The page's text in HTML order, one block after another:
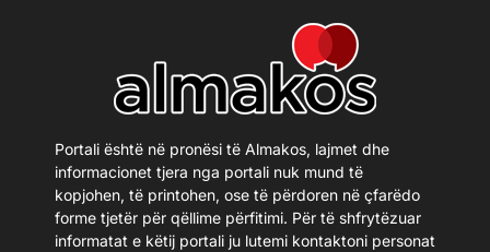
Portali është në pronësi të Almakos, lajmet dhe
informacionet tjera nga portali nuk mund të
kopjohen, të printohen, ose të përdoren në çfarëdo
forme tjetër për qëllime përfitimi. Për të shfrytëzuar
informatat e këtij portali ju lutemi kontaktoni personat